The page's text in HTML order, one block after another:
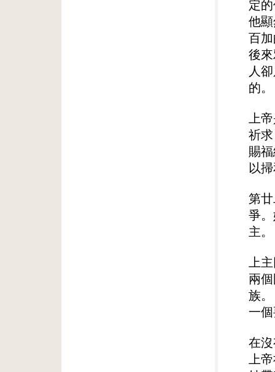
定
他
百
後
人
的。
上
祈
賜
以
第
爭
主。
上
兩
族。
一
在
上